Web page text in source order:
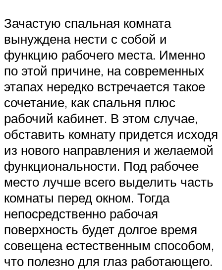
Зачастую спальная комната
вынуждена нести с собой и
функцию рабочего места. Именно
по этой причине, на современных
этапах нередко встречается такое
сочетание, как спальня плюс
рабочий кабинет. В этом случае,
обставить комнату придется исходя
из нового направления и желаемой
функциональности. Под рабочее
место лучше всего выделить часть
комнаты перед окном. Тогда
непосредственно рабочая
поверхность будет долгое время
совещена естественным способом,
что полезно для глаз работающего.